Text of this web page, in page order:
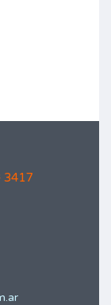
3417